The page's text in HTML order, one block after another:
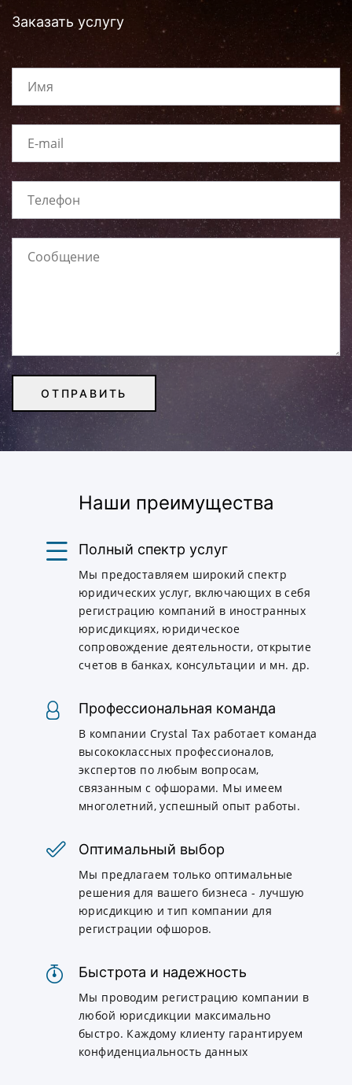
Заказать услугу
Наши преимущества
Полный спектр услуг
Мы предоставляем широкий спектр
юридических услуг, включающих в себя
регистрацию компаний в иностранных
юрисдикциях, юридическое
сопровождение деятельности, открытие
счетов в банках, консультации и мн. др.
Профессиональная команда
В компании Crystal Tax работает команда
высококлассных профессионалов,
экспертов по любым вопросам,
связанным с офшорами. Мы имеем
многолетний, успешный опыт работы.
Оптимальный выбор
Мы предлагаем только оптимальные
решения для вашего бизнеса - лучшую
юрисдикцию и тип компании для
регистрации офшоров.
Быстрота и надежность
Мы проводим регистрацию компании в
любой юрисдикции максимально
быстро. Каждому клиенту гарантируем
конфиденциальность данных